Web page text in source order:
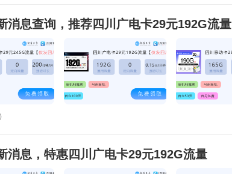
消息查询，推荐四川广电卡29元192G流量
消息，特惠四川广电卡29元192G流量